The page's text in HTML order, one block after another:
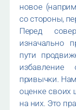
новое
со стороны,
Перед
изначально
пути
избавление
привычки.
оценке своих
на них. Это